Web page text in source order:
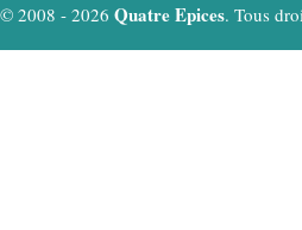
© 2008 - 2026 Quatre Epices. Tous